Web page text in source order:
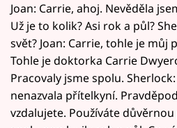
Joan: Carrie, ahoj. Nevěděla
Už je to kolik? Asi rok a půl?
svět? Joan: Carrie, tohle je můj
Tohle je doktorka Carrie
Pracovaly jsme spolu.
nenazvala přítelkyní.
vzdalujete. Používáte